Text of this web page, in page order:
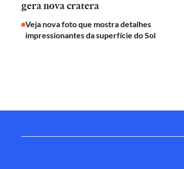
gera nova cratera
Veja nova foto que mostra detalhes
impressionantes da superfície do Sol